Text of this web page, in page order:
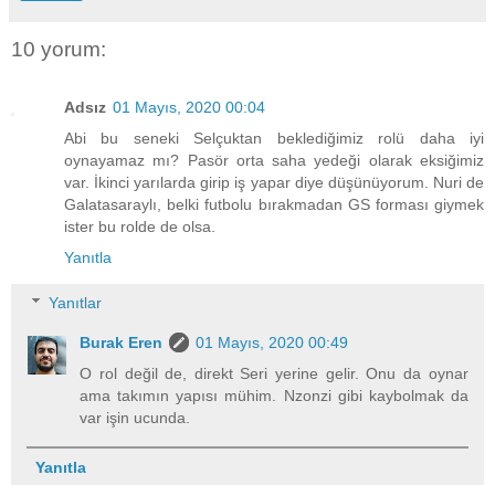
10 yorum:
Adsız 01 Mayıs, 2020 00:04
Abi bu seneki Selçuktan beklediğimiz rolü daha iyi
oynayamaz mı? Pasör orta saha yedeği olarak eksiğimiz
var. İkinci yarılarda girip iş yapar diye düşünüyorum. Nuri de
Galatasaraylı, belki futbolu bırakmadan GS forması giymek
ister bu rolde de olsa.
Yanıtla
Yanıtlar
Burak Eren
01 Mayıs, 2020 00:49
O rol değil de, direkt Seri yerine gelir. Onu da oynar
ama takımın yapısı mühim. Nzonzi gibi kaybolmak da
var işin ucunda.
Yanıtla